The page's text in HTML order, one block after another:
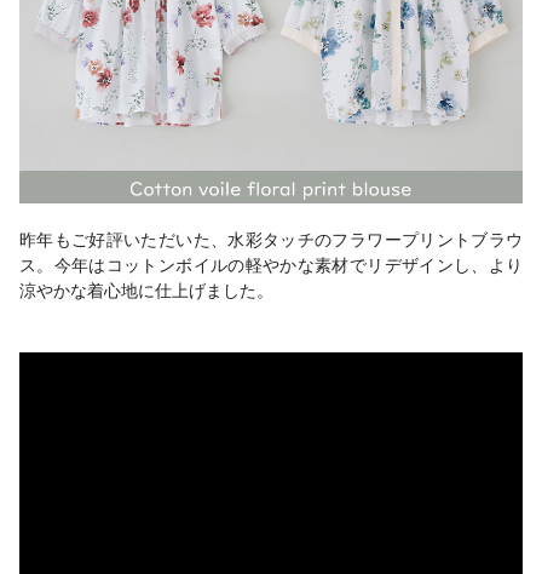
昨年もご好評いただいた、水彩タッチのフラワープリントブラウ
ス。今年はコットンボイルの軽やかな素材でリデザインし、より
涼やかな着心地に仕上げました。